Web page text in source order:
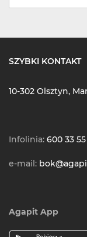
SZYBKI KONTAKT
10-302 Olsztyn,
Infolinia: 600 33
e-mail:
Agapit App